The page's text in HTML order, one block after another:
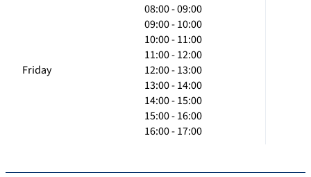
Friday
08:00 - 09:00
09:00 - 10:00
10:00 - 11:00
11:00 - 12:00
12:00 - 13:00
13:00 - 14:00
14:00 - 15:00
15:00 - 16:00
16:00 - 17:00